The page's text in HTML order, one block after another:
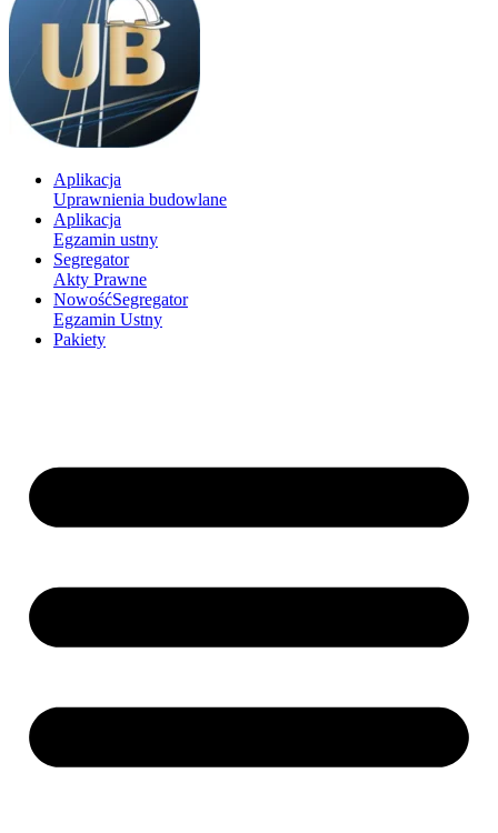
Aplikacja
Uprawnienia budowlane
Aplikacja
Egzamin ustny
Segregator
Akty Prawne
NowośćSegregator
Egzamin Ustny
Pakiety